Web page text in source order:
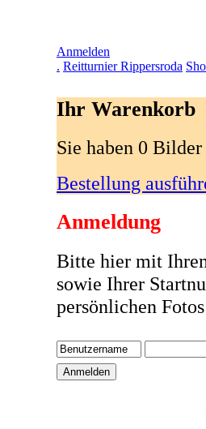
Anmelden
. Reitturnier Rippersroda
Ihr Warenkorb
Sie haben 0
Bestellung
Anmeldung
Bitte hier mit
sowie Ihrer
persönlichen